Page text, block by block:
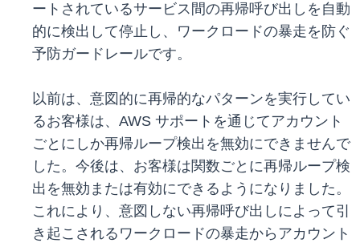
ートされているサービス間の再帰呼び出しを自動
的に検出して停止し、ワークロードの暴走を防ぐ
予防ガードレールです。
以前は、意図的に再帰的なパターンを実行してい
るお客様は、AWS サポートを通じてアカウント
ごとにしか再帰ループ検出を無効にできませんで
した。今後は、お客様は関数ごとに再帰ループ検
出を無効または有効にできるようになりました。
これにより、意図しない再帰呼び出しによって引
き起こされるワークロードの暴走からアカウント